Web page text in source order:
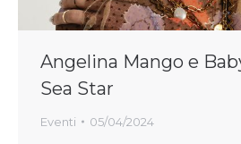
Angelina Mango e
Sea Star
Eventi 05/04/2024